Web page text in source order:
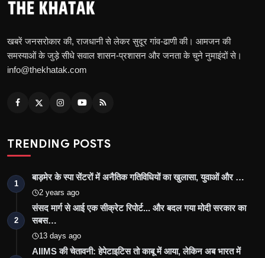
खबरें जनसरोकार की, राजधानी से लेकर सुदूर गांव-ढाणी की। आमजन की
समस्याओं के जुड़े सीधे सवाल शासन-प्रशासन और जनता के चुने नुमाइंदों से।
info@thekhatak.com
TRENDING POSTS
1
बाड़मेर के स्पा सेंटरों में अनैतिक गतिविधियों का खुलासा, युवाओं और …
2 years ago
2
संसद मार्ग से आई एक सीक्रेट रिपोर्ट... और बदल गया मोदी सरकार का
सबस…
13 days ago
AIIMS की चेतावनी: हेपेटाइटिस तो काबू में आया, लेकिन अब भारत में